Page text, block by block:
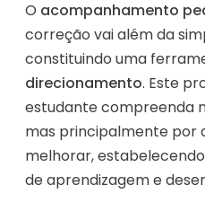
O acompanhamento
correção vai além da
constituindo uma
direcionamento. Este
estudante compreenda
mas principalmente por
melhorar,
de aprendizagem e